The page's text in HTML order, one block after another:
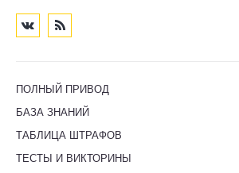
ПОЛНЫЙ ПРИВОД
БАЗА ЗНАНИЙ
ТАБЛИЦА ШТРАФОВ
ТЕСТЫ И ВИКТОРИНЫ